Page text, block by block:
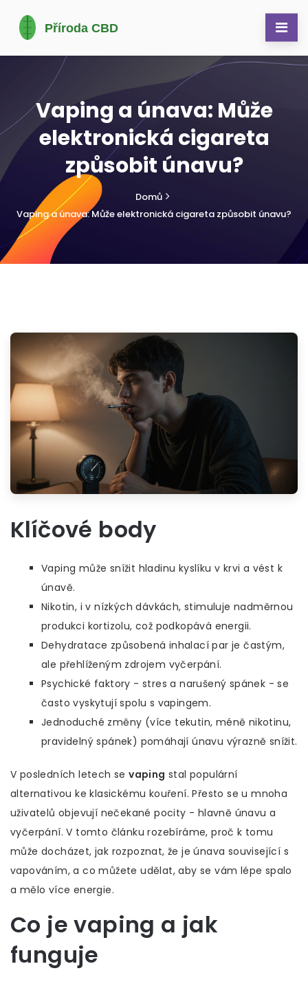
Vaping a únava: Může
elektronická cigareta
způsobit únavu?
Domů
Vaping a únava: Může elektronická cigareta způsobit únavu?
Klíčové body
Vaping může snížit hladinu kyslíku v krvi a vést k
únavě.
Nikotin, i v nízkých dávkách, stimuluje nadměrnou
produkci kortizolu, což podkopává energii.
Dehydratace způsobená inhalací par je častým,
ale přehlíženým zdrojem vyčerpání.
Psychické faktory - stres a narušený spánek - se
často vyskytují spolu s vapingem.
Jednoduché změny (více tekutin, méně nikotinu,
pravidelný spánek) pomáhají únavu výrazně snížit.
V posledních letech sevaping stal populární
alternativou ke klasickému kouření. Přesto se u mnoha
uživatelů objevují nečekané pocity - hlavně únavu a
vyčerpání. V tomto článku rozebíráme, proč k tomu
může docházet, jak rozpoznat, že je únava související s
vapováním, a co můžete udělat, aby se vám lépe spalo
a mělo více energie.
Co je vaping a jak
funguje